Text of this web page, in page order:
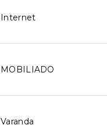
Internet
MOBILIADO
Varanda